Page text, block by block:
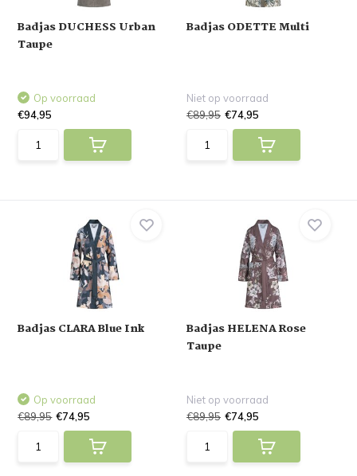
Badjas DUCHESS Urban
Taupe
Op voorraad
€94,95
Badjas ODETTE Multi
Niet op voorraad
€89,95 €74,95
Badjas CLARA Blue Ink
Op voorraad
€89,95 €74,95
Badjas HELENA Rose
Taupe
Niet op voorraad
€89,95 €74,95